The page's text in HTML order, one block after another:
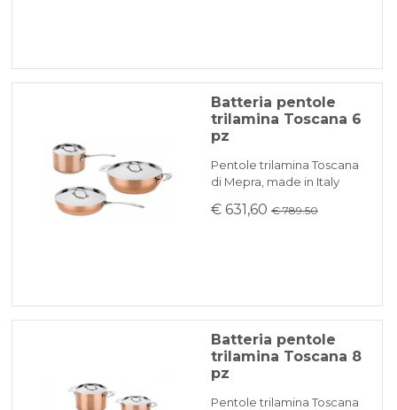
Batteria pentole
trilamina Toscana 6
pz
Pentole trilamina Toscana
di Mepra, made in Italy
€ 631,60 € 789.50
Batteria pentole
trilamina Toscana 8
pz
Pentole trilamina Toscana